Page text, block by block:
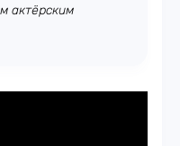
актёрским